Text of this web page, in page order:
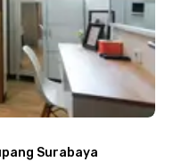
Surabaya